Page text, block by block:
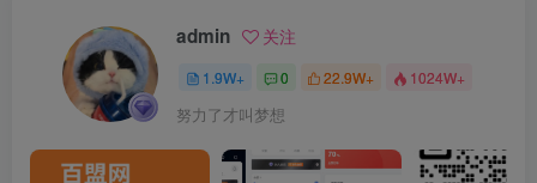
admin 关注
1.9W+ 0 22.9W+ 1024W+
努力了才叫梦想